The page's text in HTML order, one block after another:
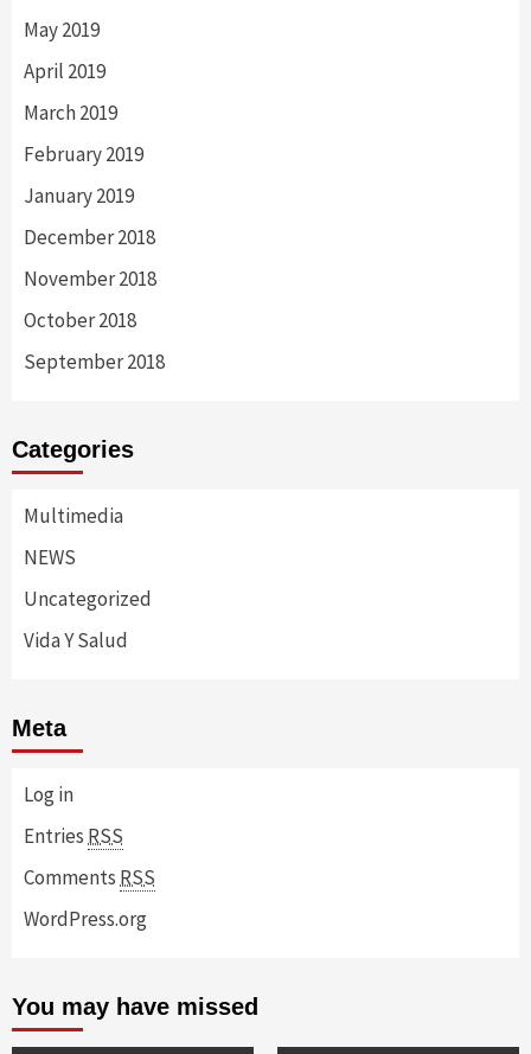
May 2019
April 2019
March 2019
February 2019
January 2019
December 2018
November 2018
October 2018
September 2018
Categories
Multimedia
NEWS
Uncategorized
Vida Y Salud
Meta
Log in
Entries RSS
Comments RSS
WordPress.org
You may have missed